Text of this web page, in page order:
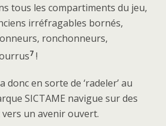
tous les compartiments du jeu,
irréfragables bornés,
ronchonneurs,
7 !
donc en sorte de ‘radeler’ au
SICTAME navigue sur des
un avenir ouvert.